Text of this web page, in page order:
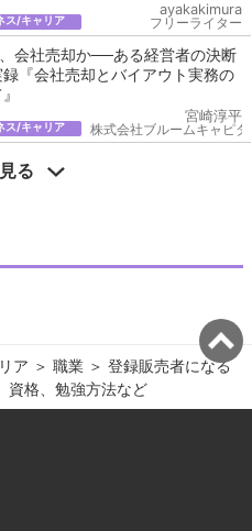
ス/キャリア
ayakakimura
フリーライター
会社売却か──ある経営者の決断
『会社売却とバイアウト実務の
ス/キャリア
宮崎淳平
株式会社ブルームキャピ
る
ア ＞ 職業 ＞ 登録販売者になる
資格、勉強方法など